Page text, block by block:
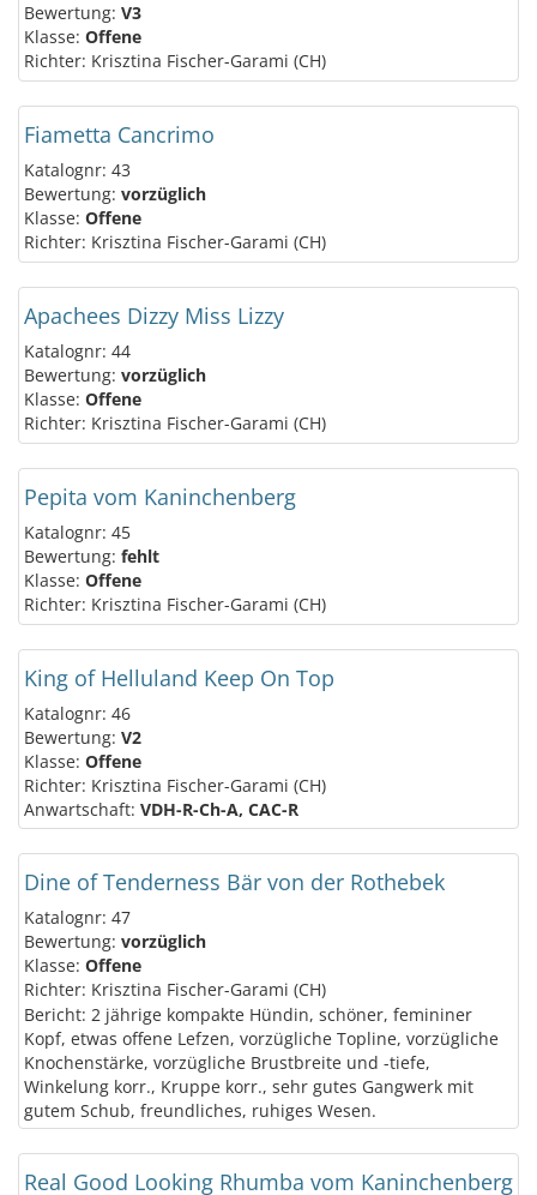
Bewertung: V3
Klasse: Offene
Richter: Krisztina Fischer-Garami (CH)
Fiametta Cancrimo
Katalognr: 43
Bewertung: vorzüglich
Klasse: Offene
Richter: Krisztina Fischer-Garami (CH)
Apachees Dizzy Miss Lizzy
Katalognr: 44
Bewertung: vorzüglich
Klasse: Offene
Richter: Krisztina Fischer-Garami (CH)
Pepita vom Kaninchenberg
Katalognr: 45
Bewertung: fehlt
Klasse: Offene
Richter: Krisztina Fischer-Garami (CH)
King of Helluland Keep On Top
Katalognr: 46
Bewertung: V2
Klasse: Offene
Richter: Krisztina Fischer-Garami (CH)
Anwartschaft: VDH-R-Ch-A, CAC-R
Dine of Tenderness Bär von der Rothebek
Katalognr: 47
Bewertung: vorzüglich
Klasse: Offene
Richter: Krisztina Fischer-Garami (CH)
Bericht: 2 jährige kompakte Hündin, schöner, femininer
Kopf, etwas offene Lefzen, vorzügliche Topline, vorzügliche
Knochenstärke, vorzügliche Brustbreite und -tiefe,
Winkelung korr., Kruppe korr., sehr gutes Gangwerk mit
gutem Schub, freundliches, ruhiges Wesen.
Real Good Looking Rhumba vom Kaninchenberg